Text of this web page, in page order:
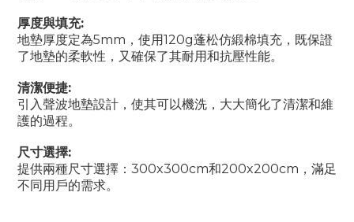
厚度與填充:
地墊厚度定為5mm ，使用120g蓬松仿緞棉填充，既保證
了地墊的柔軟性，又確保了其耐用和抗壓性能。
清潔便捷:
引入聲波地墊設計，使其可以機洗，大大簡化了清潔和維
護的過程。
尺寸選擇:
提供兩種尺寸選擇： 300x300cm和200x200cm ，滿足
不同用戶的需求。